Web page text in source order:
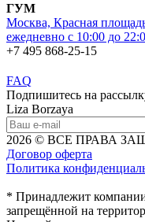
ГУМ
Москва, Красная
ежедневно с 10:00 до
+7 495 868-25-15
FAQ
Подпишитесь на
Liza Borzaya
2026 © ВСЕ ПРАВА
Договор оферта
Политика
* Принадлежит
запрещённой на